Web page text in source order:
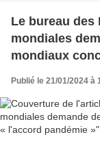
Le bureau des
mondiales
mondiaux
Publié le 21/01/2024 à